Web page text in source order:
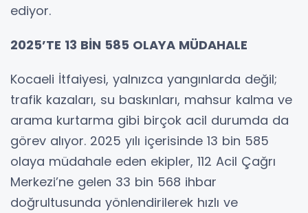
ediyor.
2025’TE 13 BİN 585 OLAYA MÜDAHALE
Kocaeli İtfaiyesi, yalnızca yangınlarda değil;
trafik kazaları, su baskınları, mahsur kalma ve
arama kurtarma gibi birçok acil durumda da
görev alıyor. 2025 yılı içerisinde 13 bin 585
olaya müdahale eden ekipler, 112 Acil Çağrı
Merkezi’ne gelen 33 bin 568 ihbar
doğrultusunda yönlendirilerek hızlı ve